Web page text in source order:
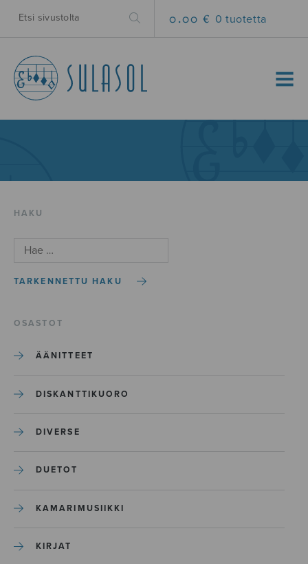
0.00 € 0 tuotetta
MENU
HAKU
TARKENNETTU HAKU
OSASTOT
ÄÄNITTEET
DISKANTTIKUORO
DIVERSE
DUETOT
KAMARIMUSIIKKI
KIRJAT